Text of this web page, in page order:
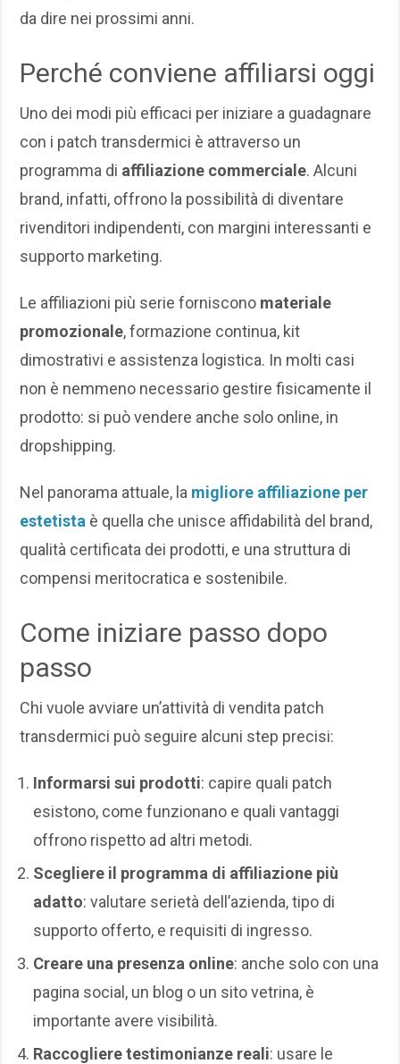
da dire nei prossimi anni.
Perché conviene affiliarsi oggi
Uno dei modi più efficaci per iniziare a guadagnare
con i patch transdermici è attraverso un
programma di affiliazione commerciale. Alcuni
brand, infatti, offrono la possibilità di diventare
rivenditori indipendenti, con margini interessanti e
supporto marketing.
Le affiliazioni più serie forniscono materiale
promozionale, formazione continua, kit
dimostrativi e assistenza logistica. In molti casi
non è nemmeno necessario gestire fisicamente il
prodotto: si può vendere anche solo online, in
dropshipping.
Nel panorama attuale, la migliore affiliazione per
estetista è quella che unisce affidabilità del brand,
qualità certificata dei prodotti, e una struttura di
compensi meritocratica e sostenibile.
Come iniziare passo dopo
passo
Chi vuole avviare un’attività di vendita patch
transdermici può seguire alcuni step precisi:
Informarsi sui prodotti: capire quali patch
esistono, come funzionano e quali vantaggi
offrono rispetto ad altri metodi.
Scegliere il programma di affiliazione più
adatto: valutare serietà dell’azienda, tipo di
supporto offerto, e requisiti di ingresso.
Creare una presenza online: anche solo con una
pagina social, un blog o un sito vetrina, è
importante avere visibilità.
Raccogliere testimonianze reali: usare le